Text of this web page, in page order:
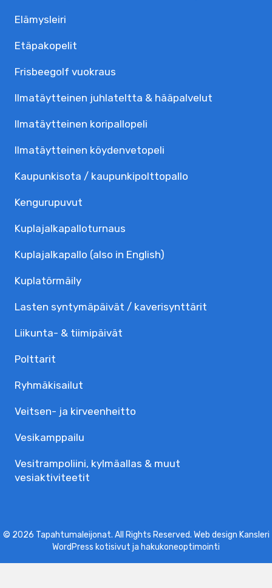
Elämysleiri
Etäpakopelit
Frisbeegolf vuokraus
Ilmatäytteinen juhlateltta & hääpalvelut
Ilmatäytteinen koripallopeli
Ilmatäytteinen köydenvetopeli
Kaupunkisota / kaupunkipolttopallo
Kengurupuvut
Kuplajalka­palloturnaus
Kuplajalkapallo (also in English)
Kuplatörmäily
Lasten syntymäpäivät / kaverisynttärit
Liikunta- & tiimipäivät
Polttarit
Ryhmäkisailut
Veitsen- ja kirveenheitto
Vesikamppailu
Vesitrampoliini, kylmäallas & muut
vesiaktiviteetit
© 2026 Tapahtumaleijonat. All Rights Reserved. Web design Kansleri
WordPress kotisivut ja hakukoneoptimointi